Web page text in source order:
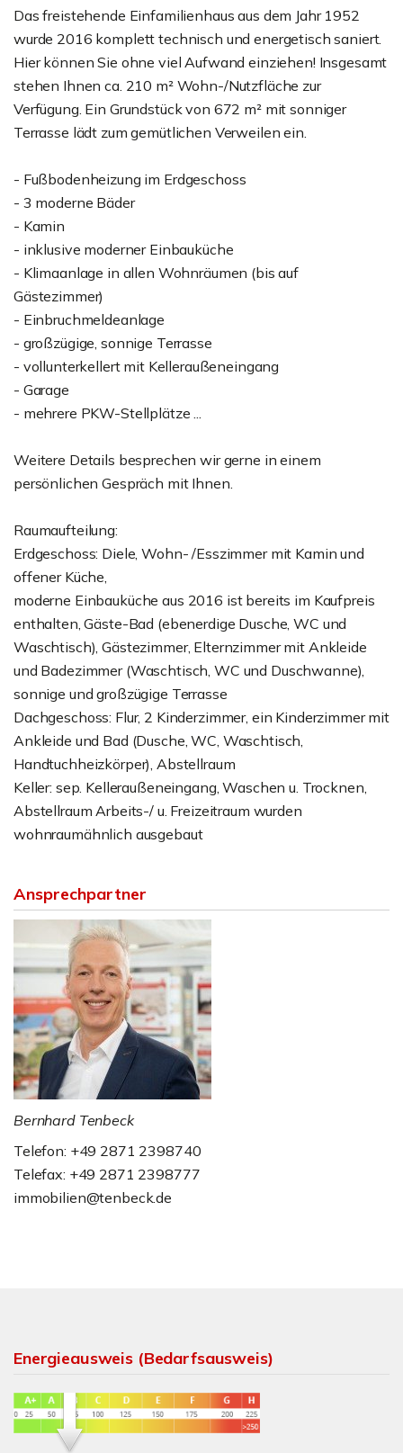
Das freistehende Einfamilienhaus aus dem Jahr 1952
wurde 2016 komplett technisch und energetisch saniert.
Hier können Sie ohne viel Aufwand einziehen! Insgesamt
stehen Ihnen ca. 210 m² Wohn-/Nutzfläche zur
Verfügung. Ein Grundstück von 672 m² mit sonniger
Terrasse lädt zum gemütlichen Verweilen ein.
- Fußbodenheizung im Erdgeschoss
- 3 moderne Bäder
- Kamin
- inklusive moderner Einbauküche
- Klimaanlage in allen Wohnräumen (bis auf
Gästezimmer)
- Einbruchmeldeanlage
- großzügige, sonnige Terrasse
- vollunterkellert mit Kelleraußeneingang
- Garage
- mehrere PKW-Stellplätze ...
Weitere Details besprechen wir gerne in einem
persönlichen Gespräch mit Ihnen.
Raumaufteilung:
Erdgeschoss: Diele, Wohn- /Esszimmer mit Kamin und
offener Küche,
moderne Einbauküche aus 2016 ist bereits im Kaufpreis
enthalten, Gäste-Bad (ebenerdige Dusche, WC und
Waschtisch), Gästezimmer, Elternzimmer mit Ankleide
und Badezimmer (Waschtisch, WC und Duschwanne),
sonnige und großzügige Terrasse
Dachgeschoss: Flur, 2 Kinderzimmer, ein Kinderzimmer mit
Ankleide und Bad (Dusche, WC, Waschtisch,
Handtuchheizkörper), Abstellraum
Keller: sep. Kelleraußeneingang, Waschen u. Trocknen,
Abstellraum Arbeits-/ u. Freizeitraum wurden
wohnraumähnlich ausgebaut
Ansprechpartner
Bernhard Tenbeck
Telefon: +49 2871 2398740
Telefax: +49 2871 2398777
immobilien@tenbeck.de
Energieausweis (Bedarfsausweis)